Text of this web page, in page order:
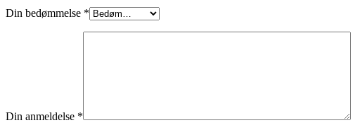
Din bedømmelse *
Din anmeldelse *